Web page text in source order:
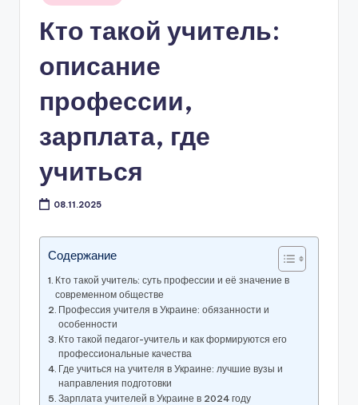
Кто такой учитель:
описание
профессии,
зарплата, где
учиться
08.11.2025
Содержание
Кто такой учитель: суть профессии и её значение в
современном обществе
Профессия учителя в Украине: обязанности и
особенности
Кто такой педагог-учитель и как формируются его
профессиональные качества
Где учиться на учителя в Украине: лучшие вузы и
направления подготовки
Зарплата учителей в Украине в 2024 году